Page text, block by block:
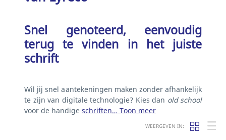
Snel genoteerd, eenvoudig
terug te vinden in het juiste
schrift
Wil jij snel aantekeningen maken zonder afhankelijk
te zijn van digitale technologie? Kies dan old school
voor de handige schriften… Toon meer
WEERGEVEN IN: